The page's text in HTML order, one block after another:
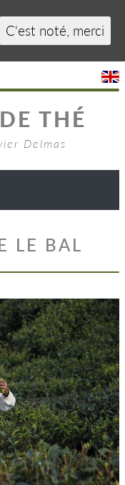
THÉ
Delmas
LE BAL
C'est noté, merci